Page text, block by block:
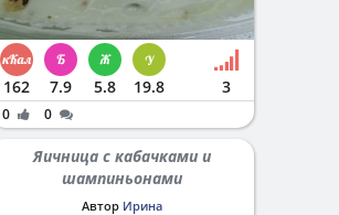
162 7.9 5.8 19.8 3
0 0
Яичница с кабачками и
шампиньонами
Автор Ирина